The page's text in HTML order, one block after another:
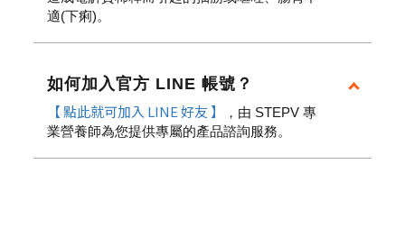
適(下痢)。
如何加入官方 LINE 帳號？
【 點此就可加入 LINE 好友 】
，由 STEPV 專
業營養師為您提供專屬的產品諮詢服務。